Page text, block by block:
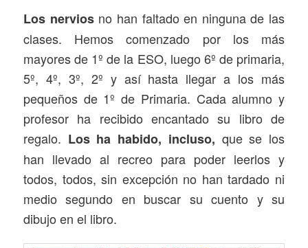
Los nerviosno han faltado en ninguna de las
clases. Hemos comenzado por los más
mayores de 1º de la ESO, luego 6º de primaria,
5º, 4º, 3º, 2º y así hasta llegar a los más
pequeños de 1º de Primaria. Cada alumno y
profesor ha recibido encantado su libro de
regalo. Los ha habido, incluso, que se los
han llevado al recreo para poder leerlos y
todos, todos, sin excepción no han tardado ni
medio segundo en buscar su cuento y su
dibujo en el libro.